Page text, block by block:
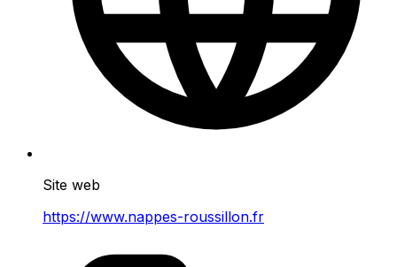
Site web
https://www.nappes-roussillon.fr